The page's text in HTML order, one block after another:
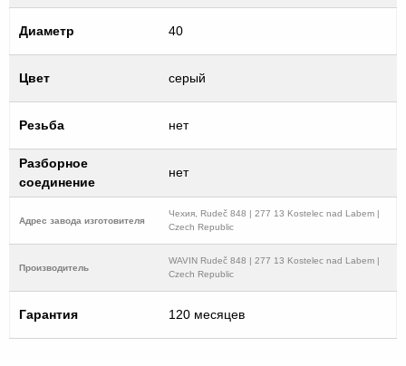
Диаметр 40
Цвет серый
Резьба нет
Разборное
соединение
нет
Адрес завода изготовителя
Чехия, Rudeč 848 | 277 13 Kostelec nad Labem |
Czech Republic
Производитель
WAVIN Rudeč 848 | 277 13 Kostelec nad Labem |
Czech Republic
Гарантия 120 месяцев